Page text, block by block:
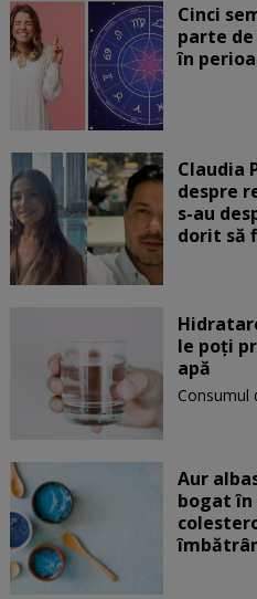
Cinci
parte
în
Claudia
despre
s-au
dorit să
le poți
apă
Consumul
Aur
bogat în